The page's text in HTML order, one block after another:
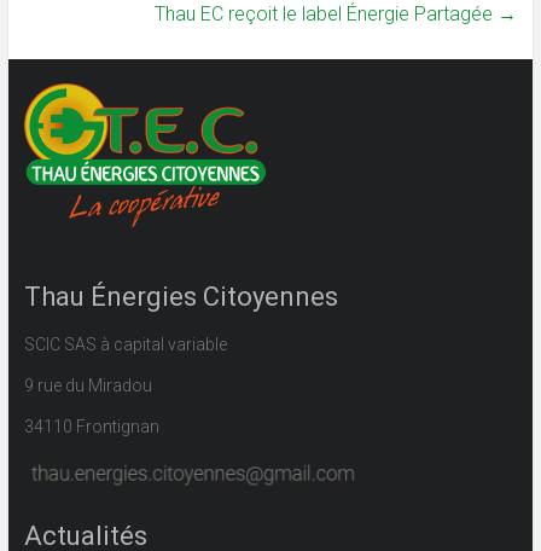
Thau EC reçoit le label Énergie Partagée →
Thau Énergies Citoyennes
SCIC SAS à capital variable
9 rue du Miradou
34110 Frontignan
Actualités